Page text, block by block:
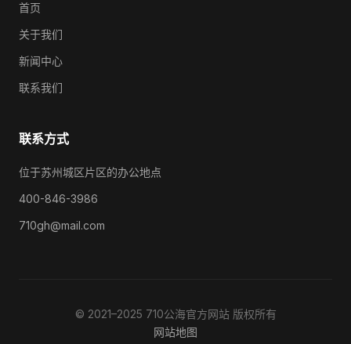
首页
关于我们
新闻中心
联系我们
联系方式
位于苏州城区片区的办公地点
400-846-3986
710gh@mail.com
© 2021–2025 710公海官方网站 版权所有
网站地图